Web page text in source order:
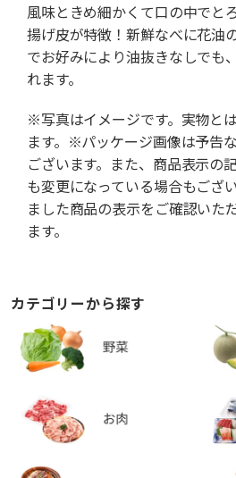
風味ときめ細かくて口の中でと
揚げ皮が特徴！新鮮なべに花油
でお好みにより油抜きなしでも
れます。
※写真はイメージです。実物と
ます。※パッケージ画像は予告
ございます。また、商品表示の
も変更になっている場合もござ
ました商品の表示をご確認いた
ます。
カテゴリーから探す